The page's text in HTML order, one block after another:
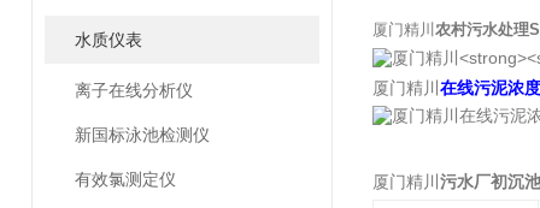
水质仪表
离子在线分析仪
新国标泳池检测仪
有效氯测定仪
厦门精川 农村污水处理
厦门精川 在线污泥浓
厦门精川 污水厂初沉